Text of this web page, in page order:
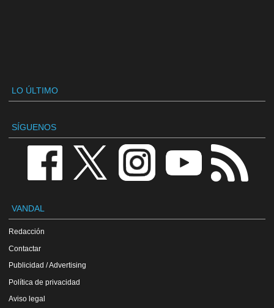
LO ÚLTIMO
SÍGUENOS
VANDAL
Redacción
Contactar
Publicidad / Advertising
Política de privacidad
Aviso legal